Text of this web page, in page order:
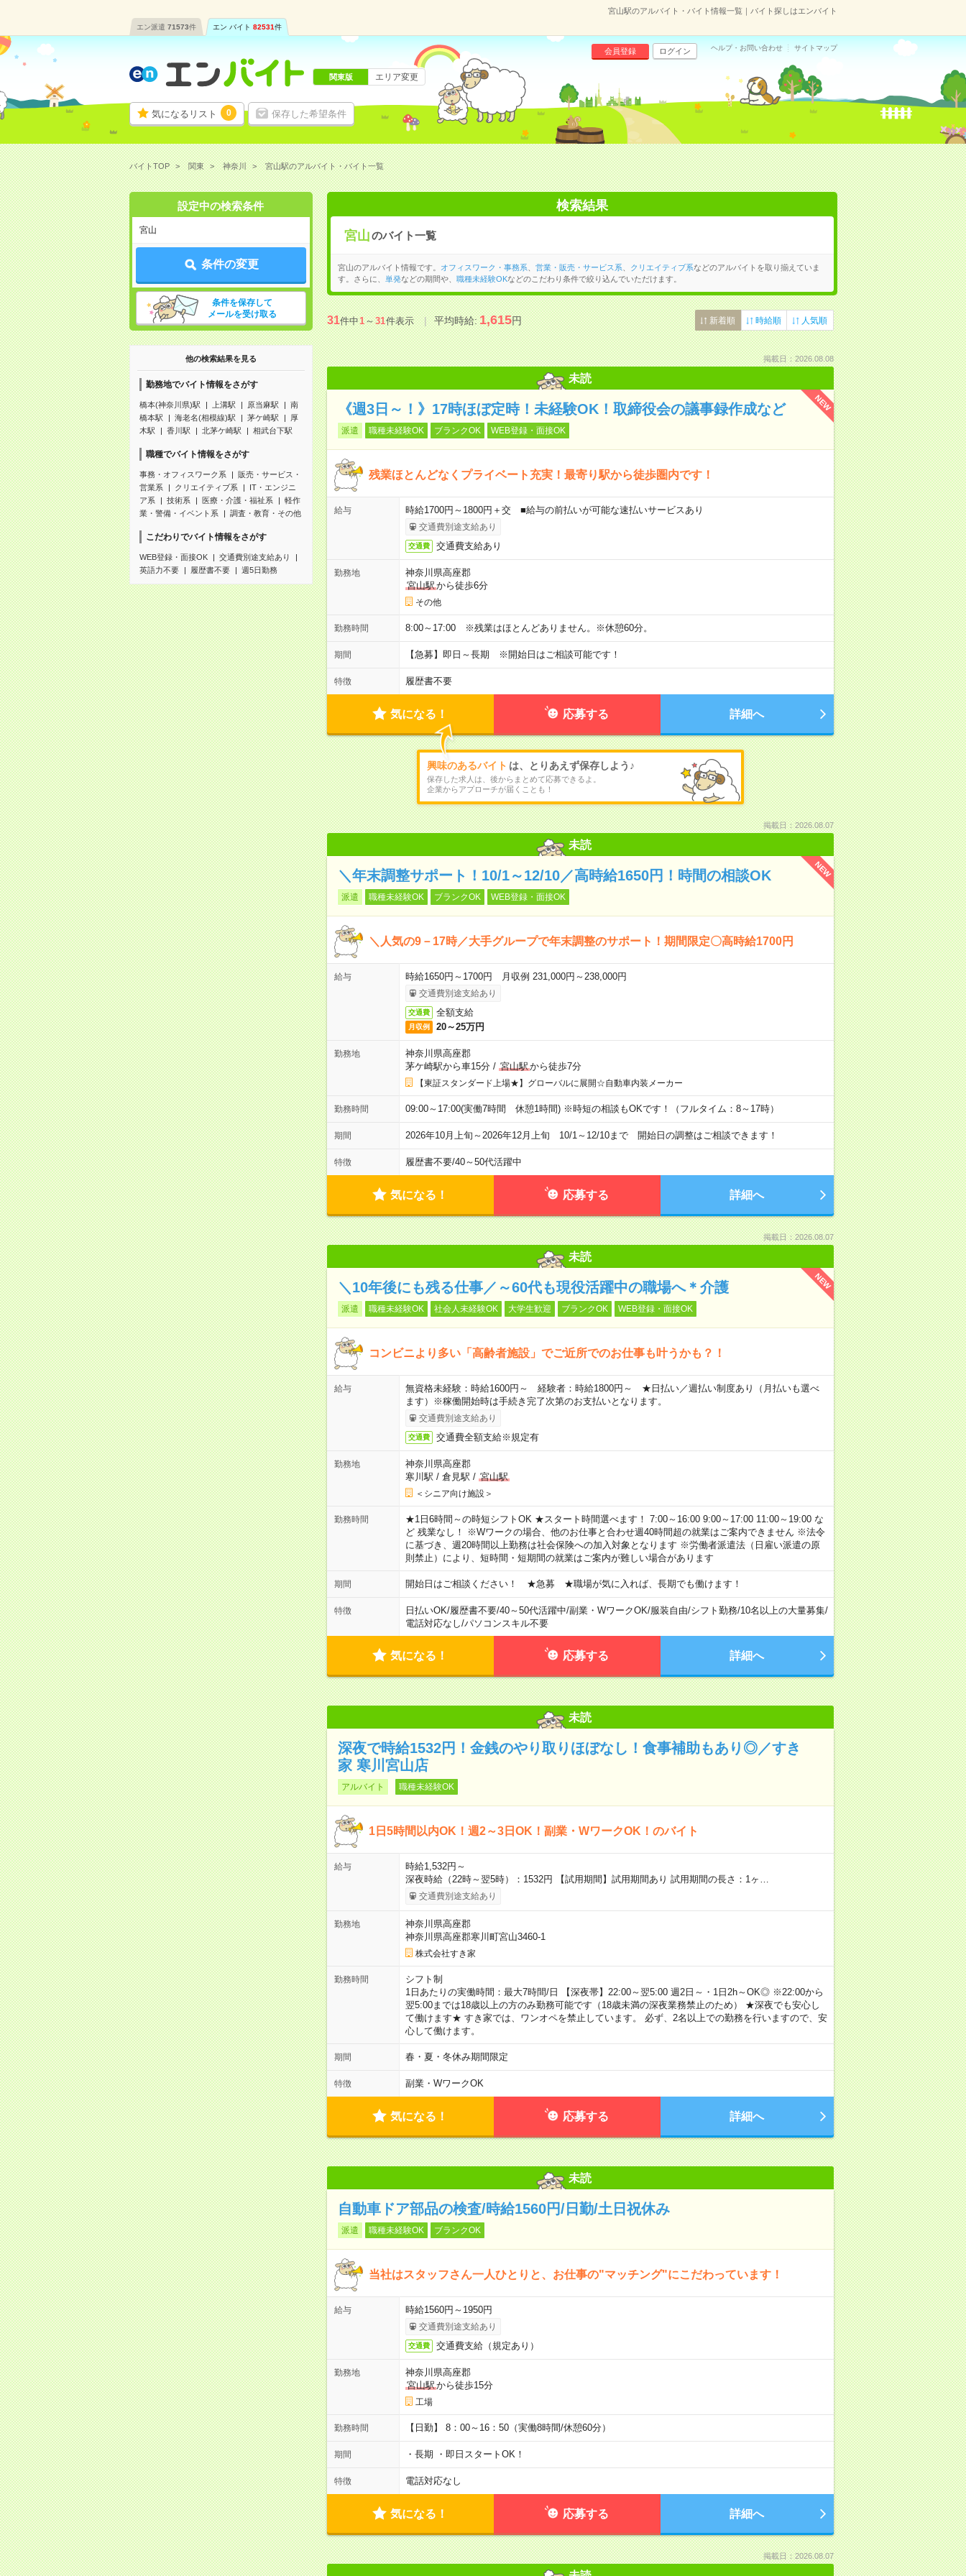
宮山駅のアルバイト・バイト情報一覧｜バイト探しはエンバイト
エン派遣 71573件 エン バイト 82531件
気になるリスト 0 保存した希望条件
会員登録 ログイン ヘルプ・お問い合わせ サイトマップ
関東版 エリア変更
バイトTOP 関東 神奈川 宮山駅のアルバイト・バイト一覧
設定中の検索条件
宮山
条件の変更
条件を保存して
メールを受け取る
他の検索結果を見る
勤務地でバイト情報をさがす
橋本(神奈川県)駅 上溝駅 原当麻駅
南
橋本駅
海老名(相模線)駅 茅ケ崎駅
厚
木駅
香川駅 北茅ケ崎駅 相武台下駅
職種でバイト情報をさがす
事務・オフィスワーク系
販売・サービス・
営業系
クリエイティブ系
IT・エンジニ
ア系
技術系 医療・介護・福祉系
軽作
業・警備・イベント系
調査・教育・その他
こだわりでバイト情報をさがす
WEB登録・面接OK
交通費別途支給あり
英語力不要
履歴書不要 週5日勤務
検索結果
宮山のバイト一覧
宮山のアルバイト情報です。 オフィスワーク・事務系 営業・販売・サービス系 クリエイティブ系などのアルバイトを取り揃えていま
す。さらに、
単発などの期間や、 職種未経験OKなどのこだわり条件で絞り込んでいただけます。
31件中1～31件表示 平均時給:1,615円 新着順 時給順 人気順
掲載日：2026.08.08
未読
NEW
《週3日～！》17時ほぼ定時！未経験OK！取締役会の議事録作成など
派遣 職種未経験OK ブランクOK WEB登録・面接OK
残業ほとんどなくプライベート充実！最寄り駅から徒歩圏内です！
給与 時給1700円～1800円＋交 ■給与の前払いが可能な速払いサービスあり
交通費別途支給あり
交通費 交通費支給あり
勤務地
神奈川県高座郡
宮山駅から徒歩6分
その他
勤務時間 8:00～17:00 ※残業はほとんどありません。※休憩60分。
期間 【急募】即日～長期 ※開始日はご相談可能です！
特徴 履歴書不要
気になる！ 応募する 詳細へ
興味のあるバイト は、とりあえず保存しよう♪
保存した求人は、後からまとめて応募できるよ。
企業からアプローチが届くことも！
掲載日：2026.08.07
未読
NEW
＼年末調整サポート！10/1～12/10／高時給1650円！時間の相談OK
派遣 職種未経験OK ブランクOK WEB登録・面接OK
＼人気の9－17時／大手グループで年末調整のサポート！期間限定〇高時給1700円
給与 時給1650円～1700円 月収例 231,000円～238,000円
交通費別途支給あり
交通費 全額支給
月収例 20～25万円
勤務地
神奈川県高座郡
茅ケ崎駅から車15分/ 宮山駅から徒歩7分
【東証スタンダード上場★】グローバルに展開☆自動車内装メーカー
勤務時間 09:00～17:00(実働7時間 休憩1時間) ※時短の相談もOKです！（フルタイム：8～17時）
期間 2026年10月上旬～2026年12月上旬 10/1～12/10まで 開始日の調整はご相談できます！
特徴 履歴書不要/40～50代活躍中
気になる！ 応募する 詳細へ
掲載日：2026.08.07
未読
NEW
＼10年後にも残る仕事／～60代も現役活躍中の職場へ＊介護
派遣 職種未経験OK 社会人未経験OK 大学生歓迎 ブランクOK WEB登録・面接OK
コンビニより多い「高齢者施設」でご近所でのお仕事も叶うかも？！
給与
無資格未経験：時給1600円～ 経験者：時給1800円～ ★日払い／週払い制度あり（月払いも選べ
ます）※稼働開始時は手続き完了次第のお支払いとなります。
交通費別途支給あり
交通費 交通費全額支給※規定有
勤務地
神奈川県高座郡
寒川駅 / 倉見駅 / 宮山駅
＜シニア向け施設＞
勤務時間
★1日6時間～の時短シフトOK ★スタート時間選べます！ 7:00～16:00 9:00～17:00 11:00～19:00 な
ど 残業なし！ ※Wワークの場合、他のお仕事と合わせ週40時間超の就業はご案内できません ※法令
に基づき、週20時間以上勤務は社会保険への加入対象となります ※労働者派遣法（日雇い派遣の原
則禁止）により、短時間・短期間の就業はご案内が難しい場合があります
期間 開始日はご相談ください！ ★急募 ★職場が気に入れば、長期でも働けます！
特徴 日払いOK/履歴書不要/40～50代活躍中/副業・WワークOK/服装自由/シフト勤務/10名以上の大量募集/
電話対応なし/パソコンスキル不要
気になる！ 応募する 詳細へ
未読
深夜で時給1532円！金銭のやり取りほぼなし！食事補助もあり◎／すき
家 寒川宮山店
アルバイト 職種未経験OK
1日5時間以内OK！週2～3日OK！副業・WワークOK！のバイト
給与
時給1,532円～
深夜時給（22時～翌5時）：1532円 【試用期間】試用期間あり 試用期間の長さ：1ヶ…
交通費別途支給あり
勤務地
神奈川県高座郡
神奈川県高座郡寒川町宮山3460-1
株式会社すき家
勤務時間
シフト制
1日あたりの実働時間：最大7時間/日 【深夜帯】22:00～翌5:00 週2日～・1日2h～OK◎ ※22:00から
翌5:00までは18歳以上の方のみ勤務可能です（18歳未満の深夜業務禁止のため） ★深夜でも安心し
て働けます★ すき家では、ワンオペを禁止しています。 必ず、2名以上での勤務を行いますので、安
心して働けます。
期間 春・夏・冬休み期間限定
特徴 副業・WワークOK
気になる！ 応募する 詳細へ
未読
自動車ドア部品の検査/時給1560円/日勤/土日祝休み
派遣 職種未経験OK ブランクOK
当社はスタッフさん一人ひとりと、お仕事の"マッチング"にこだわっています！
給与 時給1560円～1950円
交通費別途支給あり
交通費 交通費支給（規定あり）
勤務地
神奈川県高座郡
宮山駅から徒歩15分
工場
勤務時間 【日勤】 8：00～16：50（実働8時間/休憩60分）
期間 ・長期 ・即日スタートOK！
特徴 電話対応なし
気になる！ 応募する 詳細へ
掲載日：2026.08.07